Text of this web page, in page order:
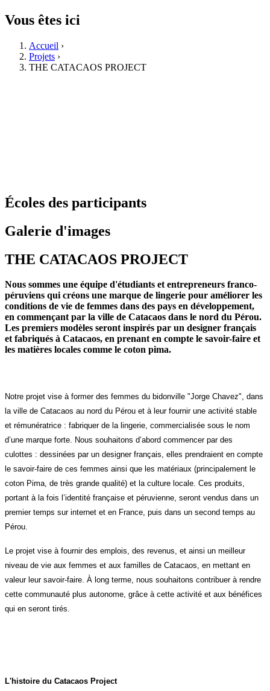
Vous êtes ici
Accueil ›
Projets ›
THE CATACAOS PROJECT
Écoles des participants
Galerie d'images
THE CATACAOS PROJECT
Nous sommes une équipe d'étudiants et entrepreneurs franco-
péruviens qui créons une marque de lingerie pour améliorer les
conditions de vie de femmes dans des pays en développement,
en commençant par la ville de Catacaos dans le nord du Pérou.
Les premiers modèles seront inspirés par un designer français
et fabriqués à Catacaos, en prenant en compte le savoir-faire et
les matières locales comme le coton pima.
Notre projet vise à former des femmes du bidonville "Jorge Chavez", dans
la ville de Catacaos au nord du Pérou et à leur fournir une activité stable
et rémunératrice : fabriquer de la lingerie, commercialisée sous le nom
d’une marque forte. Nous souhaitons d’abord commencer par des
culottes : dessinées par un designer français, elles prendraient en compte
le savoir-faire de ces femmes ainsi que les matériaux (principalement le
coton Pima, de très grande qualité) et la culture locale. Ces produits,
portant à la fois l’identité française et péruvienne, seront vendus dans un
premier temps sur internet et en France, puis dans un second temps au
Pérou.
Le projet vise à fournir des emplois, des revenus, et ainsi un meilleur
niveau de vie aux femmes et aux familles de Catacaos, en mettant en
valeur leur savoir-faire. À long terme, nous souhaitons contribuer à rendre
cette communauté plus autonome, grâce à cette activité et aux bénéfices
qui en seront tirés.
L'histoire du Catacaos Project